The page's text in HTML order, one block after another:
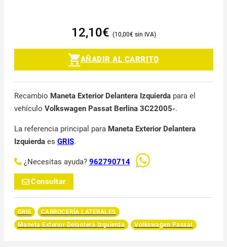
12,10€ 10,00€
AÑADIR AL CARRITO
Recambio Maneta Exterior Delantera Izquierdapara el
vehículo Volkswagen Passat Berlina 3C22005-.
La referencia principal para Maneta Exterior Delantera
Izquierdaes GRIS.
¿Necesitas ayuda? 962790714
Consultar
GRIS
CARROCERÍA LATERALES
Maneta Exterior Delantera Izquierda
Volkswagen Passat